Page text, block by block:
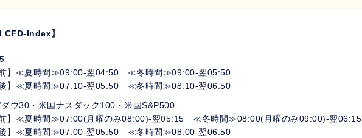
CFD-Index】
前】≪夏時間≫09:00-翌04:50 ≪冬時間≫09:00-翌05:50
後】≪夏時間≫07:10-翌05:50 ≪冬時間≫08:10-翌06:50
ウ30・米国ナスダック100・米国S&P500
前】≪夏時間≫07:00(月曜のみ08:00)-翌05:15 ≪冬時間≫08:00(月曜のみ09:00)-翌06:15
後】≪夏時間≫07:00-翌05:50 ≪冬時間≫08:00-翌06:50